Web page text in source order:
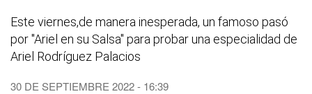
Este viernes,de manera inesperada, un famoso pasó
por "Ariel en su Salsa" para probar una especialidad de
Ariel Rodríguez Palacios
30 DE SEPTIEMBRE 2022 - 16:39